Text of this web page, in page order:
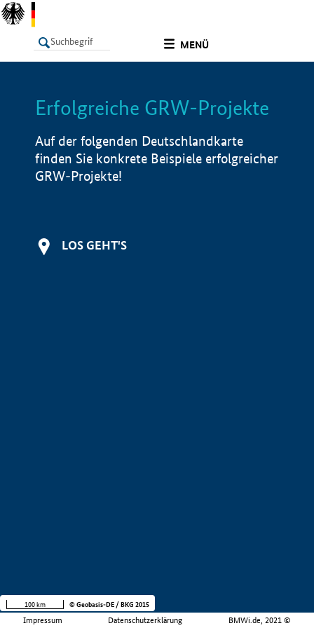
MENÜ
LISTE Info
Erfolgreiche GRW-Projekte
Auf der folgenden Deutschlandkarte
finden Sie konkrete Beispiele erfolgreicher
GRW-Projekte!
LOS GEHT'S
Impressum Datenschutzerklärung BMWi.de, 2021 ©
100 km © Geobasis-DE / BKG 2015